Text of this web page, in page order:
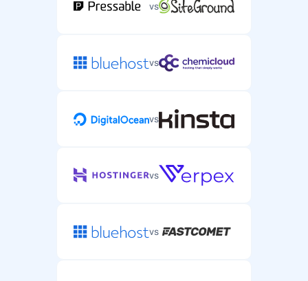
vs
vs
vs
vs
vs